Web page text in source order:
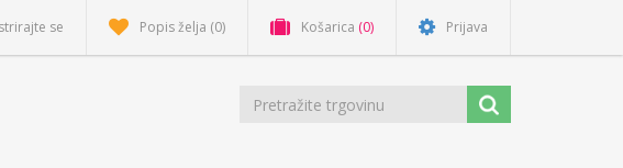
se Popis želja (0) Košarica (0) Prijava